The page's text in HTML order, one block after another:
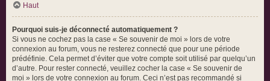
Haut
Pourquoi suis-je déconnecté automatiquement ?
Si vous ne cochez pas la case « Se souvenir de moi » lors de votre
connexion au forum, vous ne resterez connecté que pour une période
prédéfinie. Cela permet d’éviter que votre compte soit utilisé par quelqu’un
d’autre. Pour rester connecté, veuillez cocher la case « Se souvenir de
moi » lors de votre connexion au forum. Ceci n’est pas recommandé si